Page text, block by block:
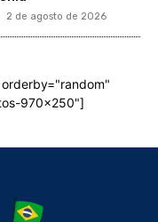
2 de agosto de 2026
970x250"]